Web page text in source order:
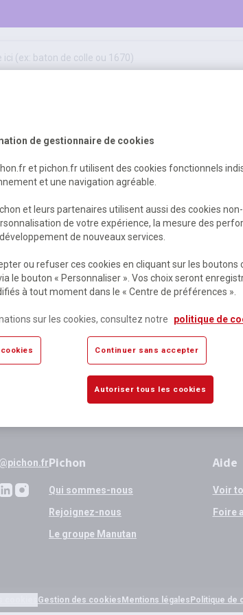
sécurité, 1er secours outils, travaux &
survenu. Veuillez nous
Retour Retour à l'accueil
si
Pichon
Qui sommes-nous
Rejoignez-nous
Le groupe Manutan
Aide
Voir
Foire
Gestion des cookies Mentions légales Politique de
de gestionnaire de cookies
et pichon.fr utilisent des cookies fonctionnels
et une navigation agréable.
et leurs partenaires utilisent aussi des cookies
de votre expérience, la mesure des
de nouveaux services.
ou refuser ces cookies en cliquant sur les boutons
le bouton « Personnaliser ». Vos choix seront
à tout moment dans le « Centre de préférences ».
sur les cookies, consultez notre politique de
Continuer sans accepter
Autoriser tous les cookies